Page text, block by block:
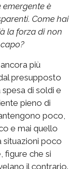
è
Come hai
la forza di non
più
presupposto
di soldi e
pieno di
poco,
e mai quello
situazioni poco
figure che si
il contrario.